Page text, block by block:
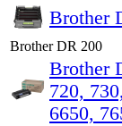
Brother
Brother DR 200
Brother
720,
6650,